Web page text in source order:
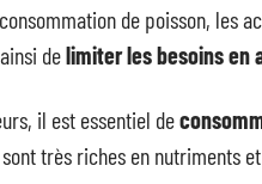
de poisson, les
delimiter les besoins en
il est essentiel de
très riches en nutriments